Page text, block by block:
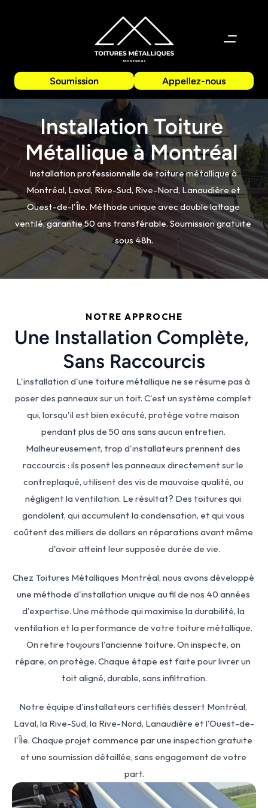
Soumission Appellez-nous
Installation Toiture
Métallique à Montréal
Installation professionnelle de toiture métallique à
Montréal, Laval, Rive-Sud, Rive-Nord, Lanaudière et
Ouest-de-l'Île. Méthode unique avec double lattage
ventilé, garantie 50 ans transférable. Soumission gratuite
sous 48h.
NOTRE APPROCHE
Une Installation Complète,
Sans Raccourcis
L'installation d'une toiture métallique ne se résume pas à
poser des panneaux sur un toit. C'est un système complet
qui, lorsqu'il est bien exécuté, protège votre maison
pendant plus de 50 ans sans aucun entretien.
Malheureusement, trop d'installateurs prennent des
raccourcis : ils posent les panneaux directement sur le
contreplaqué, utilisent des vis de mauvaise qualité, ou
négligent la ventilation. Le résultat? Des toitures qui
gondolent, qui accumulent la condensation, et qui vous
coûtent des milliers de dollars en réparations avant même
d'avoir atteint leur supposée durée de vie.
Chez Toitures Métalliques Montréal, nous avons développé
une méthode d'installation unique au fil de nos 40 années
d'expertise. Une méthode qui maximise la durabilité, la
ventilation et la performance de votre toiture métallique.
On retire toujours l'ancienne toiture. On inspecte, on
répare, on protège. Chaque étape est faite pour livrer un
toit aligné, durable, sans infiltration.
Notre équipe d'installateurs certifiés dessert Montréal,
Laval, la Rive-Sud, la Rive-Nord, Lanaudière et l'Ouest-de-
l'Île. Chaque projet commence par une inspection gratuite
et une soumission détaillée, sans engagement de votre
part.